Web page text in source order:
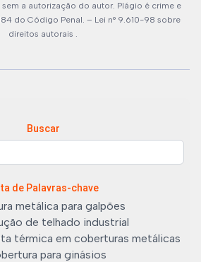
a autorização do autor. Plágio é crime e
do Código Penal. – Lei n° 9.610-98 sobre
direitos autorais .
Buscar
de Palavras-chave
metálica para galpões
de telhado industrial
térmica em coberturas metálicas
para ginásios